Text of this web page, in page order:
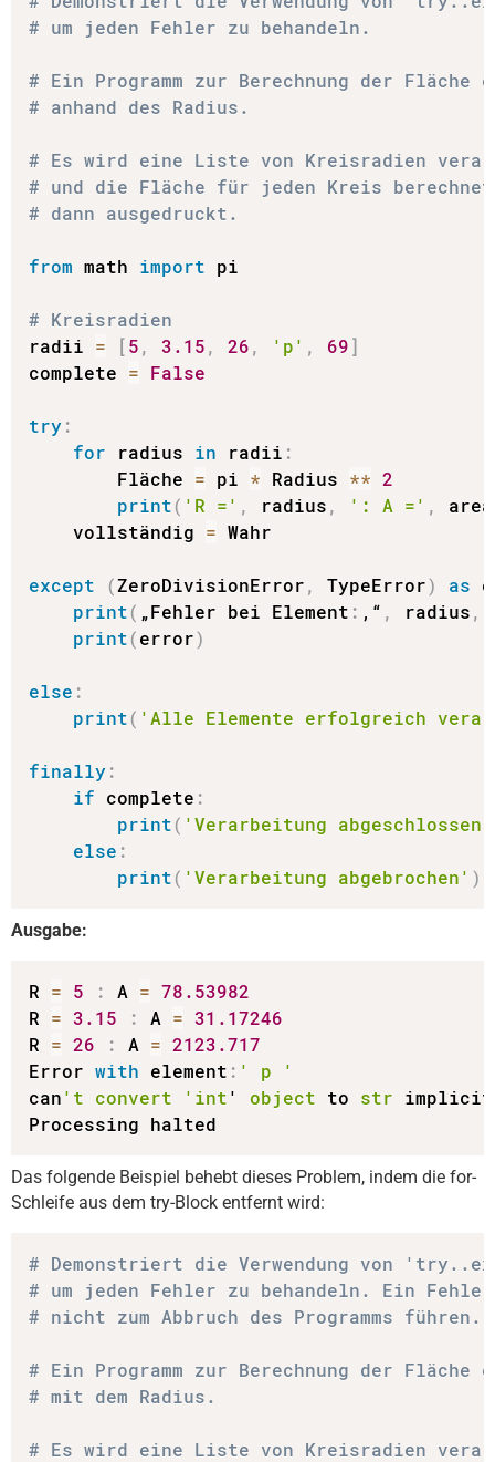
# um jeden Fehler zu behandeln.
# Ein Programm zur Berechnung der Fläche
# anhand des Radius.
# Es wird eine Liste von Kreisradien
# und die Fläche für jeden Kreis berechnet
# dann ausgedruckt.
from math import pi
# Kreisradien
radii = [5, 3.15, 26, 'p' , 69]
complete = False
try:
for radius in radii :
        Fläche
= pi * Radius ** 2
print( 'R =' , radius, ': A =' , area
    vollständig
= Wahr
except (ZeroDivisionError, TypeError) as
print( „Fehler bei Element : ‚“ , radius,
print(error)
else :
print( 'Alle Elemente erfolgreich
finally:
if complete :
print( 'Verarbeitung abgeschlossen'
else :
print( 'Verarbeitung abgebrochen' )
Ausgabe:
R = 5 : A = 78.53982
R = 3.15 : A = 31.17246
R = 26 : A = 2123.717
Error with element : ' p '
can't convert ' int' object to str
Processing halted
Das folgende Beispiel behebt dieses Problem, indem die for-
Schleife aus dem try-Block entfernt wird:
# Demonstriert die Verwendung von
# um jeden Fehler zu behandeln. Ein
# nicht zum Abbruch des Programms führen.
# Ein Programm zur Berechnung der Fläche
# mit dem Radius.
# Es wird eine Liste von Kreisradien